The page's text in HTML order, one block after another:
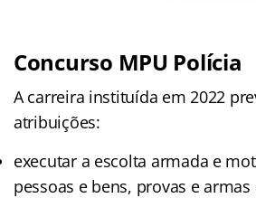
Concurso MPU Polícia
A carreira instituída em 2022
atribuições:
executar a escolta armada e
pessoas e bens, provas e